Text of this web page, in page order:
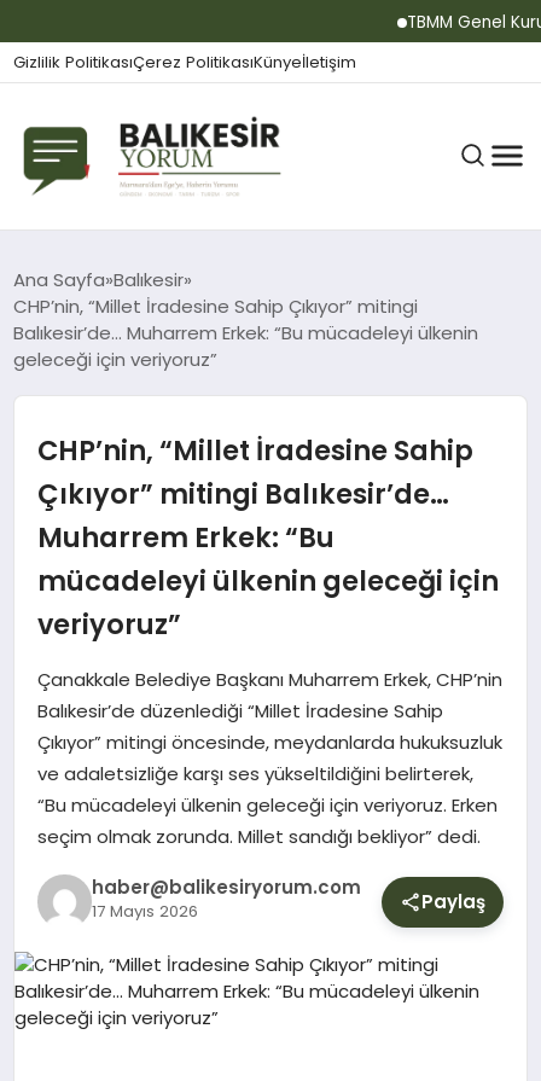
TBMM Genel
Gizlilik PolitikasıÇerez PolitikasıKünyeİletişim
BALIKESIR
GÜNDEM
BÜLTEN
YURT
DIŞ
Ana Sayfa Balıkesir
CHP’nin, “Millet İradesine Sahip Çıkıyor” mitingi
Balıkesir’de… Muharrem Erkek: “Bu mücadeleyi ülkenin
geleceği için veriyoruz”
CHP’nin, “Millet İradesine Sahip
Çıkıyor” mitingi Balıkesir’de…
Muharrem Erkek: “Bu
mücadeleyi ülkenin geleceği için
veriyoruz”
Çanakkale Belediye Başkanı Muharrem Erkek, CHP’nin
Balıkesir’de düzenlediği “Millet İradesine Sahip
Çıkıyor” mitingi öncesinde, meydanlarda hukuksuzluk
ve adaletsizliğe karşı ses yükseltildiğini belirterek,
“Bu mücadeleyi ülkenin geleceği için veriyoruz. Erken
seçim olmak zorunda. Millet sandığı bekliyor” dedi.
haber@balikesiryorum.com
17 Mayıs 2026 Paylaş